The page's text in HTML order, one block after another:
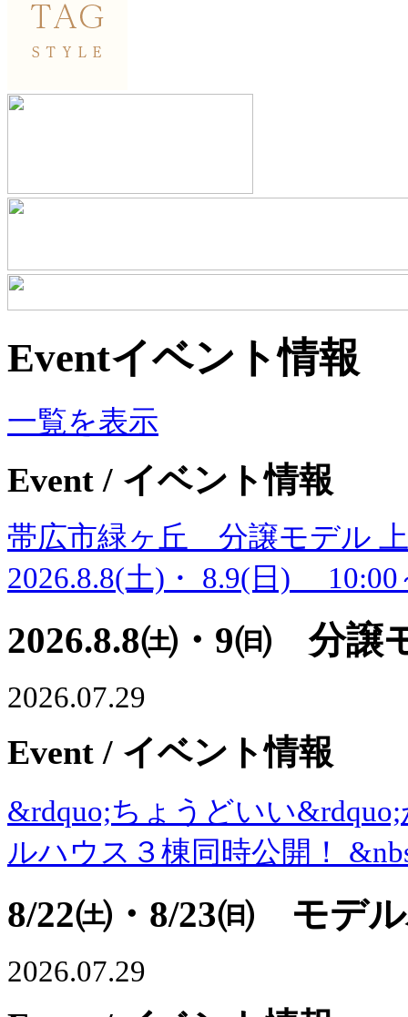
Eventイベント情報
一覧を表示
Event / イベント情報
帯広市緑ヶ丘 分譲モデル
2026.8.8(土)・ 8.9(日)
2026.8.8㈯・9㈰ 分譲
2026.07.29
Event / イベント情報
&rdquo;ちょうどいい
ルハウス３棟同時公開！
8/22㈯・8/23㈰ モデ
2026.07.29